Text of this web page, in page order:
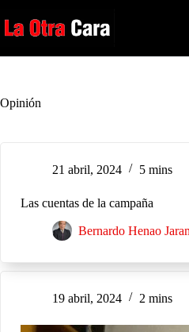
al
contenido
Opinión
21 abril, 2024 5 mins
Las cuentas de la campaña
Bernardo Henao
19 abril, 2024 2 mins